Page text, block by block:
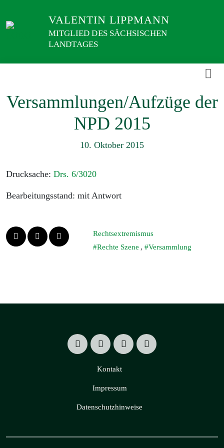
zum
VALENTIN LIPPMANN
MITGLIED DES SÄCHSISCHEN
LANDTAGES
Versammlungen/Aufzüge der
NPD 2015
10. Oktober 2015
Drucksache: Drs. 6/3020
Bearbeitungsstand: mit Antwort
Rechtsextremismus
Rechte Szene , Versammlung
Kontakt
Impressum
Datenschutzhinweise